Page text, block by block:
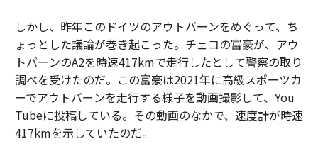
しかし、昨年このドイツのアウトバーンをめぐって、ち
ょっとした議論が巻き起こった。チェコの富豪が、アウ
トバーンのA2を時速417kmで走行したとして警察の取り
調べを受けたのだ。この富豪は2021年に高級スポーツカ
ーでアウトバーンを走行する様子を動画撮影して、You
Tubeに投稿している。その動画のなかで、速度計が時速
417kmを示していたのだ。